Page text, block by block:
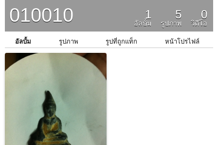
010010 1
อัลบั้ม
5
รูปภาพ
0
วิดีโอ
อัลบั้ม รูปภาพ รูปที่ถูกแท็ก หน้าโปรไฟล์